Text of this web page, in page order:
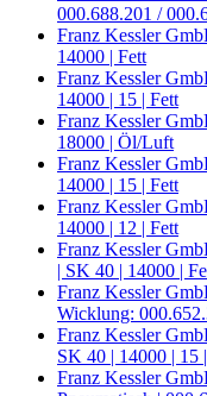
000.688.201 /
Franz Kessler
14000 | Fett
Franz Kessler
14000 | 15 | Fett
Franz Kessler
18000 | Öl/Luft
Franz Kessler
14000 | 15 | Fett
Franz Kessler
14000 | 12 | Fett
Franz Kessler
| SK 40 | 14000 |
Franz Kessler
Wicklung:
Franz Kessler
SK 40 | 14000 | 15
Franz Kessler